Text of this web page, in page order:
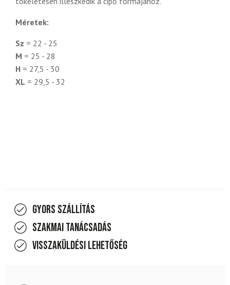
Méretek:
Sz = 22 - 25
M = 25 - 28
H = 27,5 - 30
XL = 29,5 - 32
Gyors szállítás
Szakmai tanácsadás
Visszaküldési lehetőség